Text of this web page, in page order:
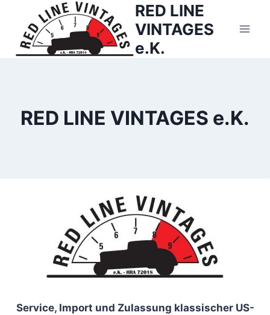
springen
RED LINE
VINTAGES
e.K.
RED LINE VINTAGES e.K.
Service, Import und Zulassung klassischer US-